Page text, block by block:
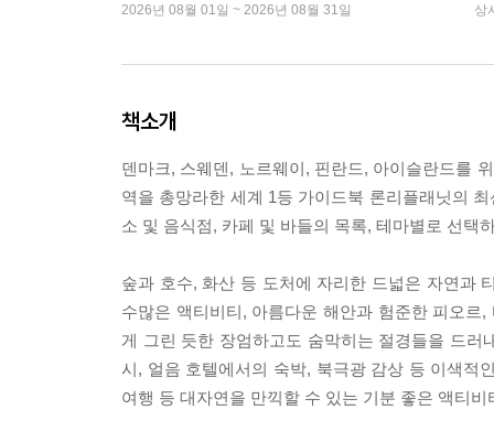
2026년 08월 01일 ~ 2026년 08월 31일 상
책소개
덴마크, 스웨덴, 노르웨이, 핀란드, 아이슬란드를
역을 총망라한 세계 1등 가이드북 론리플래닛의
소 및 음식점, 카페 및 바들의 목록, 테마별로 선택
숲과 호수, 화산 등 도처에 자리한 드넓은 자연과
수많은 액티비티, 아름다운 해안과 험준한 피오
게 그린 듯한 장엄하고도 숨막히는 절경들을 드
시, 얼음 호텔에서의 숙박, 북극광 감상 등 이색적
여행 등 대자연을 만끽할 수 있는 기분 좋은 액티